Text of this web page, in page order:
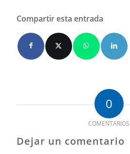
Compartir esta entrada
0
COMENTARIOS
Dejar un comentario